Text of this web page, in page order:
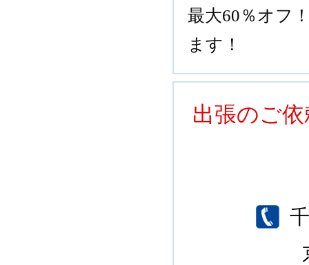
最大60％オフ
ます！
出張のご